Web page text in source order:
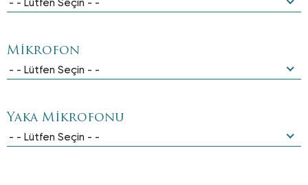
- - Lütfen Seçin - -
Mikrofon
- - Lütfen Seçin - -
Yaka Mikrofonu
- - Lütfen Seçin - -